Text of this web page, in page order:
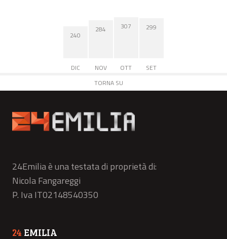
240
DIC
284
NOV
307
OTT
299
SET
TORNA SU
24Emilia è una testata di proprietà di:
Nicola Fangareggi
P. Iva IT02148540350
24 EMILIA